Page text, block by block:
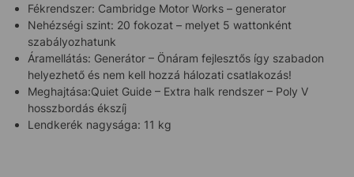
Fékrendszer: Cambridge Motor Works – generator
Nehézségi szint: 20 fokozat – melyet 5 wattonként
szabályozhatunk
Áramellátás: Generátor – Önáram fejlesztős így szabadon
helyezhető és nem kell hozzá hálozati csatlakozás!
Meghajtása:Quiet Guide – Extra halk rendszer – Poly V
hosszbordás ékszíj
Lendkerék nagysága: 11 kg